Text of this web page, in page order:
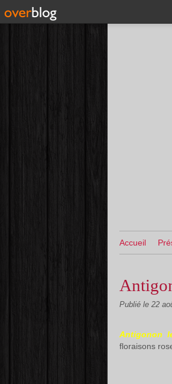
Accueil
Publié le 22
Antigonon
floraisons